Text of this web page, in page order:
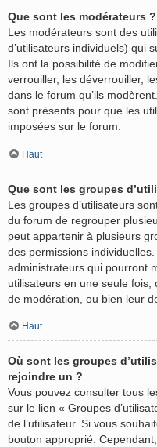
Que sont les modérateurs ?
Les modérateurs sont des
d’utilisateurs individuels) qui
Ils ont la possibilité de
verrouiller, les déverrouiller,
dans le forum qu’ils
sont présents pour que les
imposées sur le forum.
Haut
Que sont les groupes
Les groupes d’utilisateurs
du forum de regrouper
peut appartenir à plusieurs
des permissions
administrateurs qui pourront
utilisateurs en une seule
de modération, ou bien leur
Haut
Où sont les groupes
rejoindre un ?
Vous pouvez consulter tous
sur le lien « Groupes
de l’utilisateur. Si vous
bouton approprié.